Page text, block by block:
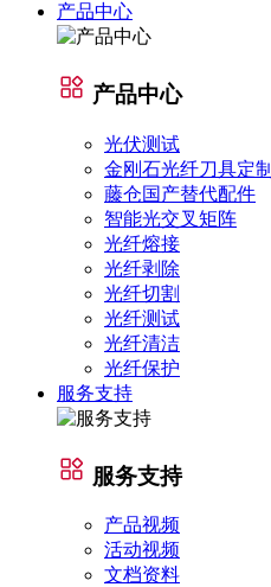
产品中心
产品中心
光伏测试
金刚石光纤刀具定制
藤仓国产替代配件
智能光交叉矩阵
光纤熔接
光纤剥除
光纤切割
光纤测试
光纤清洁
光纤保护
服务支持
服务支持
产品视频
活动视频
文档资料